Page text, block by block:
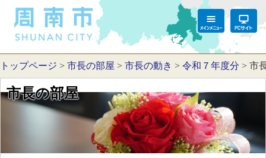
トップページ > 市長の部屋 > 市長の動き > 令和７年度分 > 市
市長の部屋